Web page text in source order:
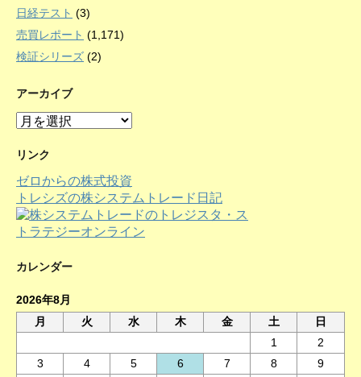
日経テスト (3)
売買レポート (1,171)
検証シリーズ (2)
アーカイブ
ア
カ
ブ
リンク
ゼロからの株式投資
トレシズの株システムトレード日記
カレンダー
2026年8月
月
火 水 木 金 土
日
1
2
3
4 5 6 7 8 9